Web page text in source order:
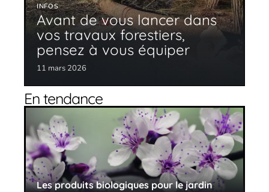
INFOS
Avant de vous lancer dans
vos travaux forestiers,
pensez à vous équiper
11 mars 2026
En tendance
Les produits biologiques pour le jardin